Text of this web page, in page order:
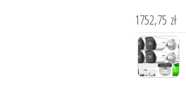
1752,75 zł